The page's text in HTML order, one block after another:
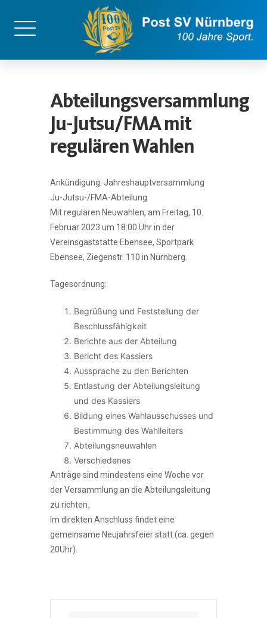
Abteilungsversammlung
Ju-Jutsu/FMA mit
regulären Wahlen
Ankündigung: Jahreshauptversammlung
Ju-Jutsu-/FMA-Abteilung
Mit regulären Neuwahlen, am Freitag, 10.
Februar 2023 um 18:00 Uhr in der
Vereinsgaststätte Ebensee, Sportpark
Ebensee, Ziegenstr. 110 in Nürnberg.
Tagesordnung:
Begrüßung und Feststellung der
Beschlussfähigkeit
Berichte aus der Abteilung
Bericht des Kassiers
Aussprache zu den Berichten
Entlastung der Abteilungsleitung
und des Kassiers
Bildung eines Wahlausschusses und
Bestimmung des Wahlleiters
Abteilungsneuwahlen
Verschiedenes
Anträge sind mindestens eine Woche vor
der Versammlung an die Abteilungsleitung
zu richten.
Im direkten Anschluss findet eine
gemeinsame Neujahrsfeier statt (ca. gegen
20Uhr).